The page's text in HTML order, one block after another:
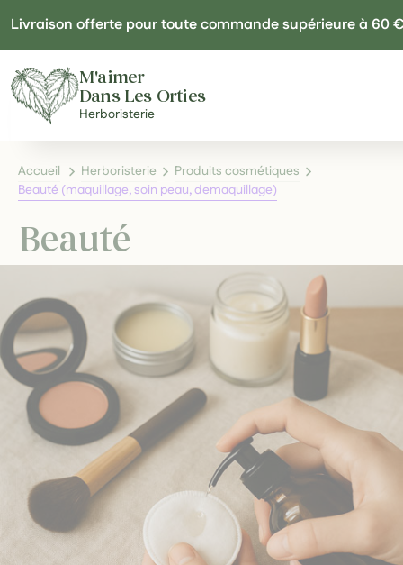
Livraison offerte pour toute commande supérieure à 60 €
M'aimer
Dans Les Orties
Herboristerie
Accueil Herboristerie
Produits cosmétiques
Beauté (maquillage, soin peau, demaquillage)
Beauté